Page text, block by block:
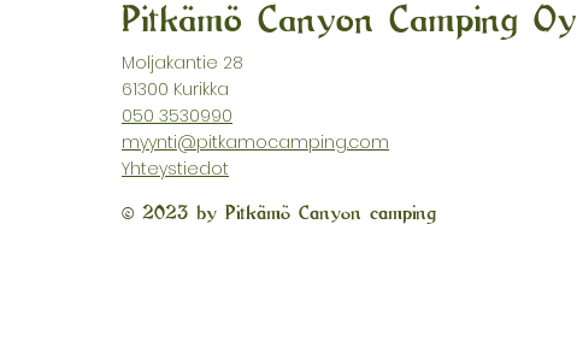
Pitkämö Canyon Camping Oy
Moljakantie 28
61300 Kurikka
050 3530990
myynti@pitkamocamping.com
Yhteystiedot
© 2023 by Pitkämö Canyon camping